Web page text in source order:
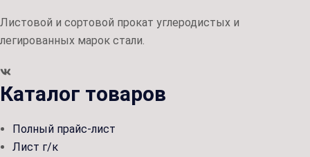
Листовой и сортовой прокат углеродистых и
легированных марок стали.
Каталог товаров
Полный прайс-лист
Лист г/к